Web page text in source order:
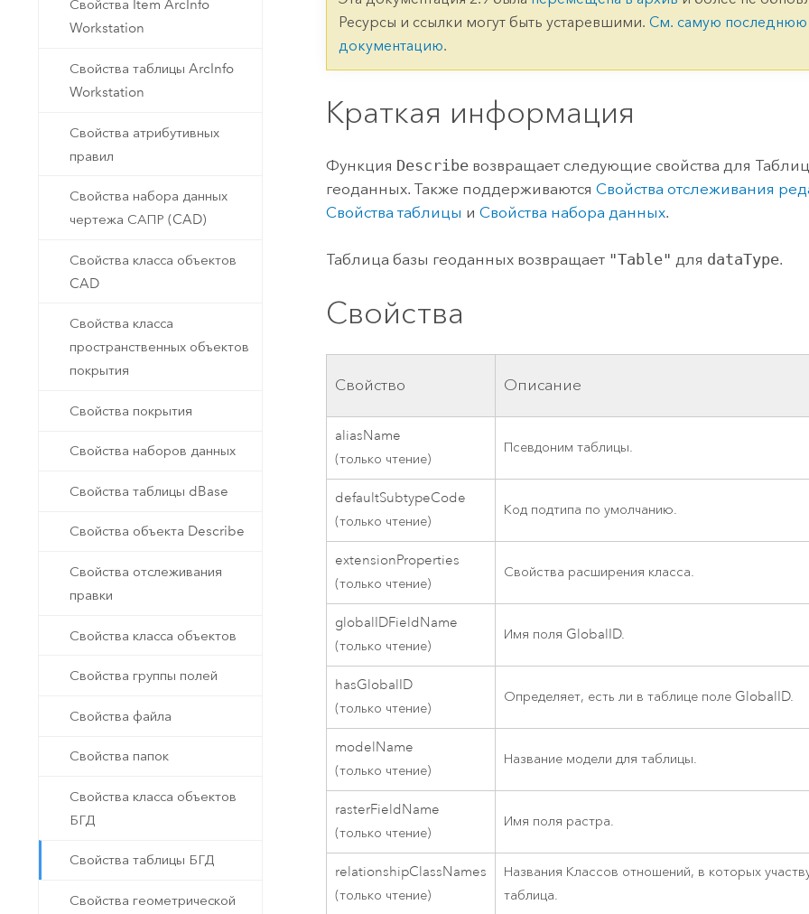
Фундаментальная система для
ГИС и картографии
Технология Developer
Создание картографических
Все продукты
Все отрасли
технологий
Свойства Item ArcInfo
Workstation
Свойства таблицы ArcInfo
Workstation
Свойства атрибутивных
правил
Свойства набора данных
чертежа САПР (CAD)
Свойства класса объектов
CAD
Свойства класса
пространственных объектов
покрытия
Свойства покрытия
Свойства наборов данных
Свойства таблицы dBase
Свойства объекта Describe
Свойства отслеживания
правки
Свойства класса объектов
Свойства группы полей
Свойства файла
Свойства папок
Свойства класса объектов
БГД
Свойства таблицы БГД
Свойства геометрической
Ресурсы и ссылки могут быть устаревшими.См. самую последнюю
документацию.
Краткая информация
Функция Describe возвращает следующие свойства для
геоданных. Также поддерживаютсяСвойства отслеживания
Свойства таблицы иСвойства набора данных.
Таблица базы геоданных возвращает "Table" для dataType.
Свойства
Свойство Описание
aliasName
(только чтение)
Псевдоним таблицы.
defaultSubtypeCode
(только чтение)
Код подтипа по умолчанию.
extensionProperties
(только чтение)
Свойства расширения класса.
globalIDFieldName
(только чтение)
Имя поля GlobalID.
hasGlobalID
(только чтение)
Определяет, есть ли в таблице поле GlobalID.
modelName
(только чтение)
Название модели для таблицы.
rasterFieldName
(только чтение)
Имя поля растра.
relationshipClassNames
(только чтение)
Названия Классов отношений, в которых
таблица.